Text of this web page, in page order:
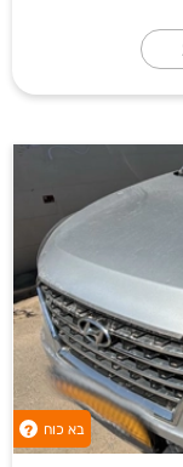
בא כוח ?